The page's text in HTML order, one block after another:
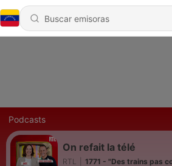
Podcasts
On refait la télé
RTL
1771 - "Des trains pas